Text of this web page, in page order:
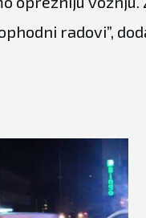
radovi”,